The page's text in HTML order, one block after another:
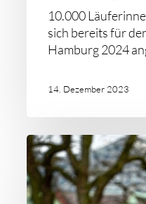
10.000
sich bereits für
Hamburg 2024
14. Dezember 2023